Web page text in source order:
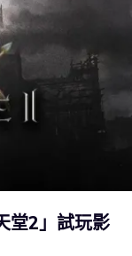
堂2」試玩影